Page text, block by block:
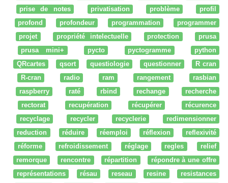
prise de notes
privatisation problème
profil
profond
profondeur programmation
programmer
projet
propriété intelectuelle protection
prusa
prusa mini+
pycto pyctogramme
python
QRcartes
qsort questiologie questionner
R cran
R-cran
radio ram rangement
rasbian
raspberry
raté rbind rechange
recherche
rectorat
recupération récupérer
récurence
recyclage
recycler recyclerie
redimensionner
reduction
réduire réemploi réflexion
reflexivité
réforme
refroidissement réglage regles
relief
remorque
rencontre répartition
répondre à une offre
représentations
résau reseau resine
resistances